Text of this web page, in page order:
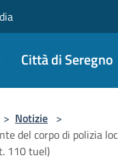
Città di Seregno
> Notizie >
del corpo di polizia
110 tuel)